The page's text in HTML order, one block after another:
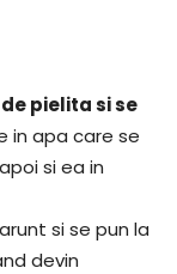
pielita si se
in apa care se
si ea in
si se pun la
devin